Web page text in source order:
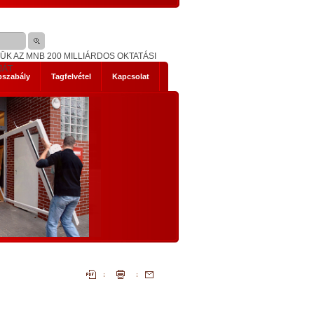
AZ MNB 200 MILLIÁRDOS OKTATÁSI
Tagfelvétel Kapcsolat
mik
es
nem a
hanem
időket
előre
NEMZETI KONZULTÁCIÓ - NYÍLTAN,
KOMOLYAN
1. Történelmi abszurditások
Az, ami a mostani Nemzeti
szükségessé tette, legalább három
igazi történelmi abszurditás.
Az első abszurditás, hogy az Európai Únió
illegalitás elfogadására akarnak